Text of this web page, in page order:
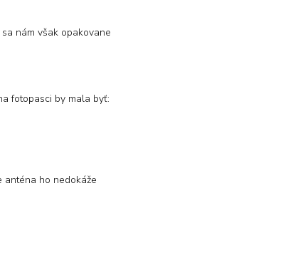
nám však opakovane
fotopasci by mala byť:
anténa ho nedokáže